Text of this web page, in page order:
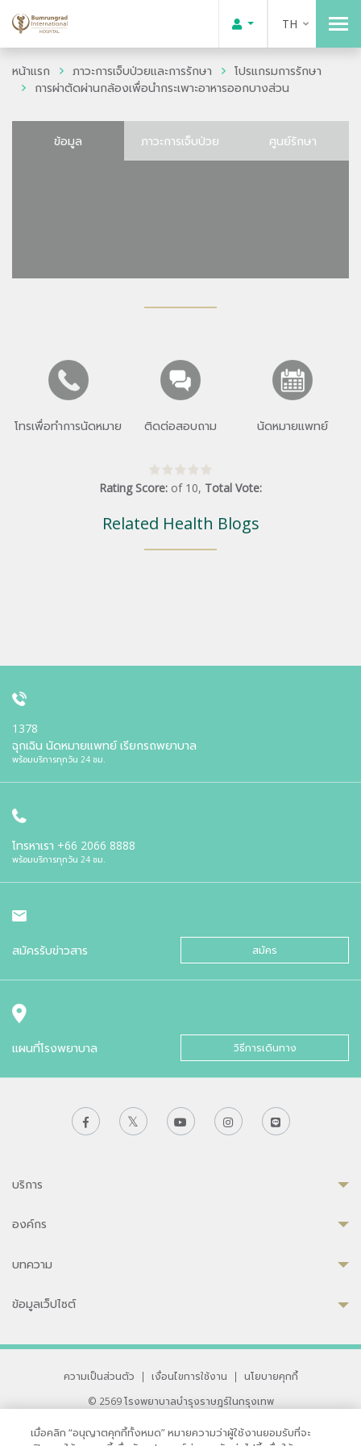
TH
หน้าแรก ภาวะการเจ็บป่วยและการรักษา
โปรแกรมการรักษา
การผ่าตัดผ่านกล้องเพื่อนำกระเพาะอาหารออกบางส่วน
ข้อมูล ภาวะการเจ็บป่วย ศูนย์รักษา
โทรเพื่อทำการนัดหมาย ติดต่อสอบถาม นัดหมายแพทย์
Rating Score: of 10, Total Vote:
Related Health Blogs
1378
ฉุกเฉิน นัดหมายแพทย์ เรียกรถพยาบาล
พร้อมบริการทุกวัน 24 ชม.
โทรหาเรา +66 2066 8888
พร้อมบริการทุกวัน 24 ชม.
สมัครรับข่าวสาร สมัคร
แผนที่โรงพยาบาล วิธีการเดินทาง
บริการ
องค์กร
บทความ
ข้อมูลเว็ปไซต์
ความเป็นส่วนตัว | เงื่อนไขการใช้งาน |
นโยบายคุกกี้
© 2569 โรงพยาบาลบำรุงราษฎร์ในกรุงเทพ
เมื่อคลิก “อนุญาตคุกกี้ทั้งหมด” หมายความว่าผู้ใช้งานยอมรับที่จะ